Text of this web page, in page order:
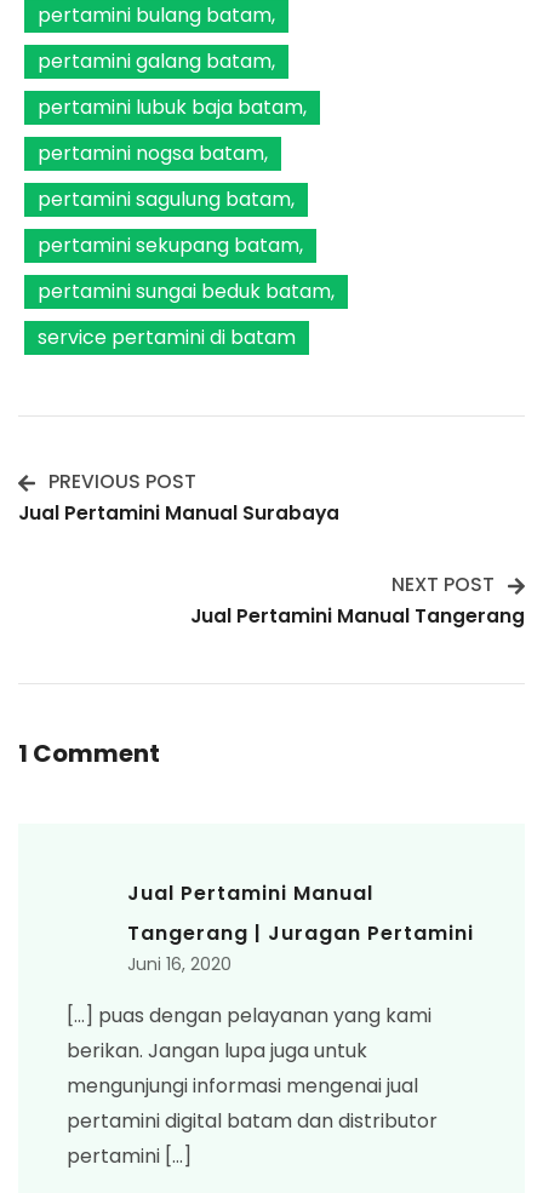
pertamini bulang batam
pertamini galang batam
pertamini lubuk baja batam
pertamini nogsa batam
pertamini sagulung batam
pertamini sekupang batam
pertamini sungai beduk batam
service pertamini di batam
Post
PREVIOUS POST
Jual Pertamini Manual Surabaya
NEXT POST
Jual Pertamini Manual Tangerang
1 Comment
Jual Pertamini Manual
Tangerang | Juragan Pertamini
Juni 16, 2020
[…] puas dengan pelayanan yang kami
berikan. Jangan lupa juga untuk
mengunjungi informasi mengenai jual
pertamini digital batam dan distributor
pertamini […]